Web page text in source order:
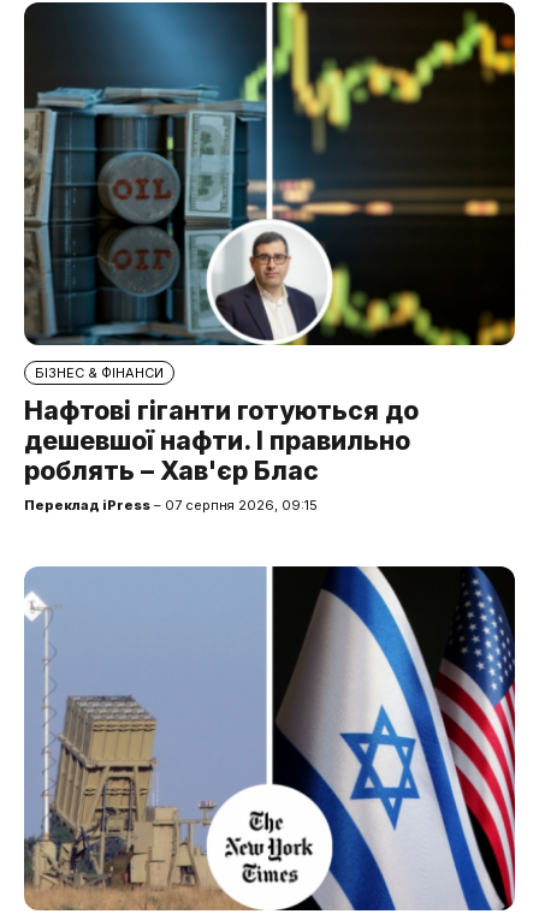
БІЗНЕС & ФІНАНСИ
Нафтові гіганти готуються до
дешевшої нафти. І правильно
роблять – Хав'єр Блас
Переклад iPress – 07 серпня 2026, 09:15